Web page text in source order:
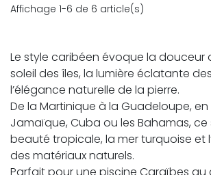
Affichage 1-6 de 6 article(s)
Le style caribéen évoque la douceur
soleil des îles, la lumière éclatante
l’élégance naturelle de la pierre.
De la Martinique à la Guadeloupe,
Jamaïque, Cuba ou les Bahamas,
beauté tropicale, la mer turquoise et
des matériaux naturels.